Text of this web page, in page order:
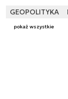
GEOPOLITYKA
pokaż wszystkie